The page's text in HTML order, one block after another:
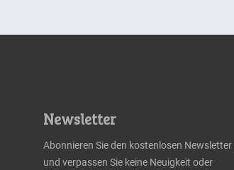
Newsletter
Abonnieren Sie den kostenlosen Newsletter
und verpassen Sie keine Neuigkeit oder